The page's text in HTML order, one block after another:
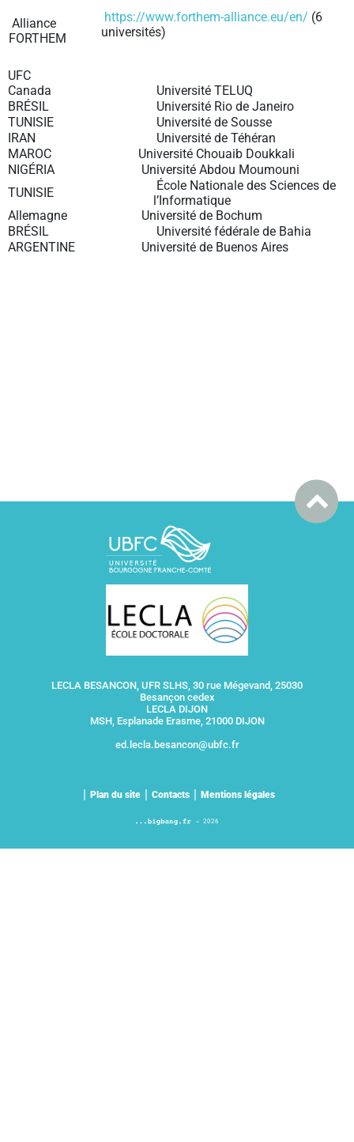
Alliance
FORTHEM
https://www.forthem-alliance.eu/en/ (6
universités)
UFC
Canada
Université TELUQ
BRÉSIL
Université Rio de Janeiro
TUNISIE
Université de Sousse
IRAN
Université de Téhéran
MAROC
Université Chouaib Doukkali
NIGÉRIA
Université Abdou Moumouni
TUNISIE
École Nationale des Sciences de
l’Informatique
Allemagne
Université de Bochum
BRÉSIL
Université fédérale de Bahia
ARGENTINE
Université de Buenos Aires
LECLA BESANCON, UFR SLHS, 30 rue Mégevand, 25030
Besançon cedex
LECLA DIJON
MSH, Esplanade Erasme, 21000 DIJON
ed.lecla.besancon@ubfc.fr
Plan du site Contacts Mentions légales
2026